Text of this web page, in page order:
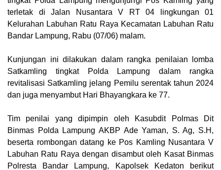
terletak di Jalan Nusantara V RT 04 lingkungan 01
Kelurahan Labuhan Ratu Raya Kecamatan Labuhan Ratu
Bandar Lampung, Rabu (07/06) malam.
Kunjungan ini dilakukan dalam rangka penilaian lomba
Satkamling tingkat Polda Lampung dalam rangka
revitalisasi Satkamling jelang Pemilu serentak tahun 2024
dan juga menyambut Hari Bhayangkara ke 77.
Tim penilai yang dipimpin oleh Kasubdit Polmas Dit
Binmas Polda Lampung AKBP Ade Yaman, S. Ag, S.H,
beserta rombongan datang ke Pos Kamling Nusantara V
Labuhan Ratu Raya dengan disambut oleh Kasat Binmas
Polresta Bandar Lampung, Kapolsek Kedaton berikut